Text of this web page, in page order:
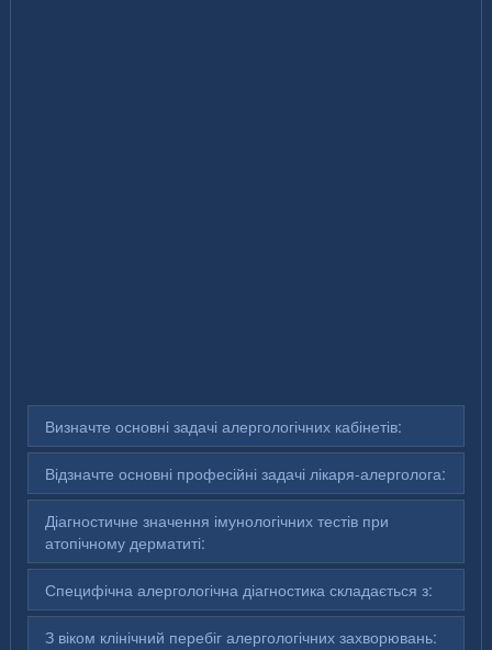
Визначте основні задачі алергологічних кабінетів:
Відзначте основні професійні задачі лікаря-алерголога:
Діагностичне значення імунологічних тестів при
атопічному дерматиті:
Специфічна алергологічна діагностика складається з:
З віком клінічний перебіг алергологічних захворювань: